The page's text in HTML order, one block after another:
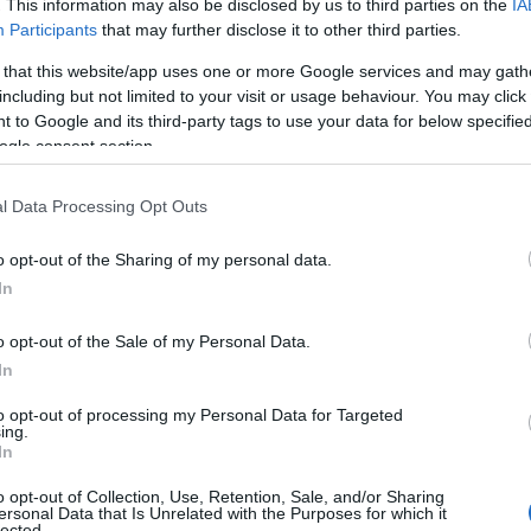
This information may also be disclosed by us to third parties on the
Participants that may further disclose it to other third parties.
that this website/app uses one or more Google services and may
but not limited to your visit or usage behaviour. You may
to Google and its third-party tags to use your data for below
consent section.
Data Processing Opt Outs
opt-out of the Sharing of my personal data.
opt-out of the Sale of my Personal Data.
opt-out of processing my Personal Data for Targeted
opt-out of Collection, Use, Retention, Sale, and/or Sharing
Data that Is Unrelated with the Purposes for which it
εκ νέου τον τρόπο υπολογισμού των παροχών
προέρχεται από το υπουργείο Εργασίας και
συντάξεων χηρείας. Στόχος είναι να
ποιο από τα επεξεργασμένα σενάρια θα
με πληροφορίες, η κατεύθυνση που έχει δοθεί
προβλέπει η ισχύουσα νομοθεσία για τις συντάξεις
του νόμου, η οποία εξετάζεται να προχωρήσει